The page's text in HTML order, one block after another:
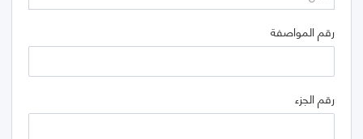
رقم المواصفة
رقم الجزء